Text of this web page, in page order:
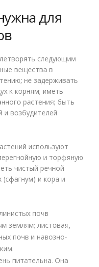
для
следующим
вещества в
не задерживать
к корням; иметь
растения; быть
и возбудителей
используют
и торфяную
чистый речной
и кора и
почв
землям; листовая,
почв и навозно-
питательна. Она